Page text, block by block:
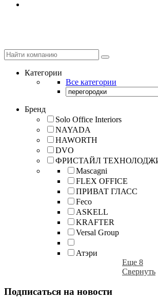
Категории
Все категории
Бренд
Solo Office Interiors
NAYADA
HAWORTH
DVO
ФРИСТАЙЛ
Mascagni
FLEX OFFICE
ПРИВАТ ГЛАСС
Feco
ASKELL
KRAFTER
Versal Group
Атэри
Еще 8
Свернуть
Подписаться на новости